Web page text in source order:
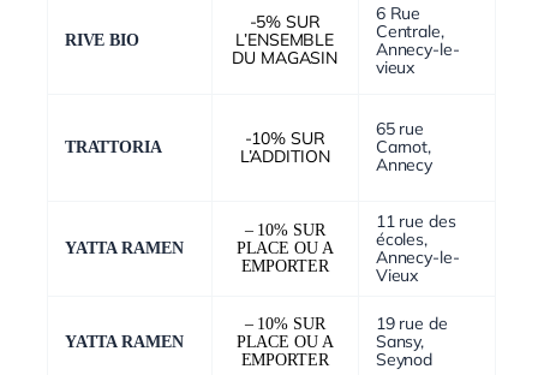
RIVE BIO
-5% SUR
L’ENSEMBLE
DU MAGASIN
6 Rue
Centrale,
Annecy-le-
vieux
TRATTORIA
-10% SUR
L’ADDITION
65 rue
Carnot,
Annecy
YATTA RAMEN
– 10% SUR
PLACE OU A
EMPORTER
11 rue des
écoles,
Annecy-le-
Vieux
YATTA RAMEN
– 10% SUR
PLACE OU A
EMPORTER
19 rue de
Sansy,
Seynod